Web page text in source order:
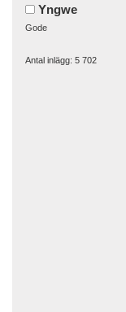
Yngwe
Gode
Antal inlägg: 5 702